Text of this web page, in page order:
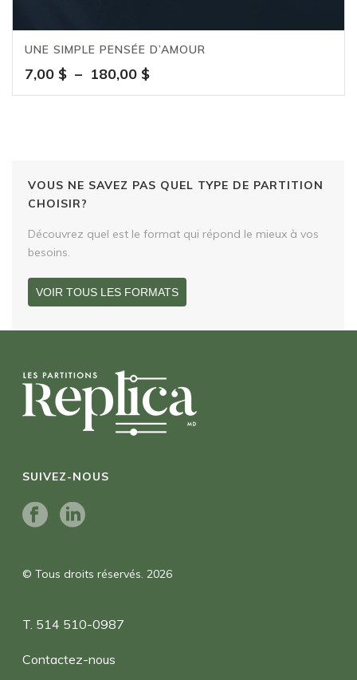
UNE SIMPLE PENSÉE D’AMOUR
7,00 $ – 180,00 $Plage
de
VOUS NE SAVEZ PAS QUEL TYPE DE PARTITION
CHOISIR?
Découvrez quel est le format qui répond le mieux à vos
besoins.
VOIR TOUS LES FORMATS
SUIVEZ-NOUS
© Tous droits réservés. 2026
T. 514 510-0987
Contactez-nous